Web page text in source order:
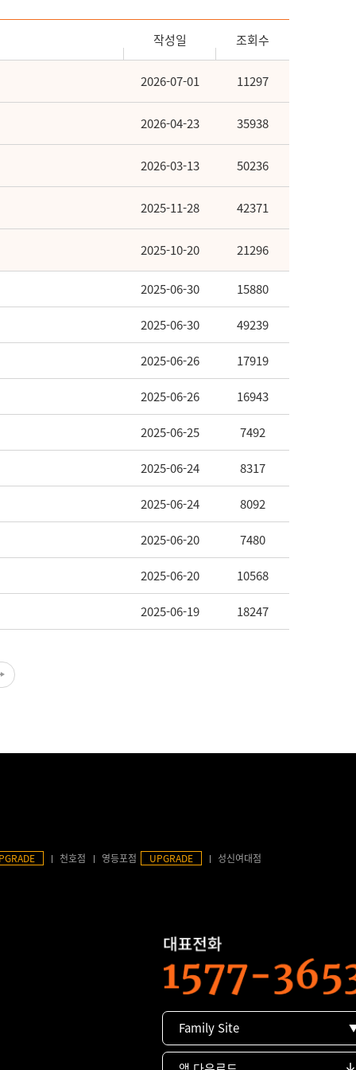
작성일 조회수
2026-07-01 11297
2026-04-23 35938
2026-03-13 50236
2025-11-28 42371
2025-10-20 21296
2025-06-30 15880
2025-06-30 49239
2025-06-26 17919
2025-06-26 16943
2025-06-25 7492
2025-06-24 8317
2025-06-24 8092
2025-06-20 7480
2025-06-20 10568
2025-06-19 18247
천호점 영등포점 UPGRADE 성신여대점
Family Site